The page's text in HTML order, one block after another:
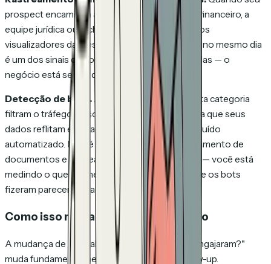
prospect encaminha a proposta para o diretor financeiro, a
equipe jurídica ou o chefe, você vê isso. Múltiplos
visualizadores da mesma empresa aparecendo no mesmo dia
é um dos sinais de compra mais fortes em vendas — o
negócio está sendo discutido internamente.
Detecção de bots. As boas ferramentas nesta categoria
filtram o tráfego de scanners de segurança para que seus
dados reflitam engajamento humano real, não ruído
automatizado. Este é o diferencial entre rastreamento de
documentos e rastreamento de email via CRM — você está
medindo o que realmente aconteceu, não o que os bots
fizeram parecer que aconteceu.
Como isso muda seu fluxo de trabalho
A mudança de "eles abriram?" para "como se engajaram?"
muda fundamentalmente como você faz follow-up.